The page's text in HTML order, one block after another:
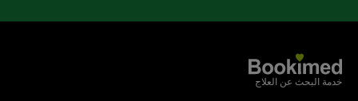
خدمة البحث عن العلاج